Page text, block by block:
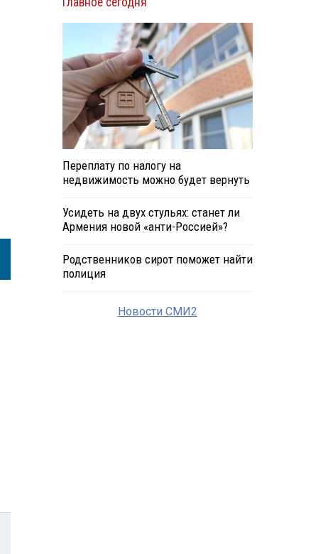
Переплату по налогу на
недвижимость можно будет вернуть
Усидеть на двух стульях: станет ли
Армения новой «анти-Россией»?
Родственников сирот поможет найти
полиция
Новости СМИ2